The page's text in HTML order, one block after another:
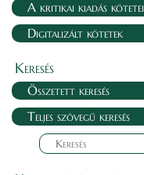
A kritikai kiadás kötetei
Digitalizált kötetek
Keresés
Összetett keresés
Teljes szövegű keresés